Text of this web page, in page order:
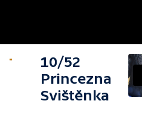
10/52
Princezna
Svištěnka